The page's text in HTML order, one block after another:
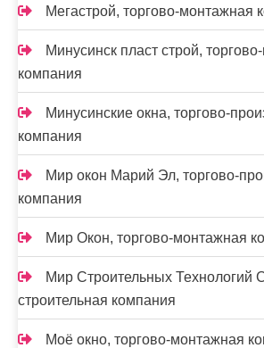
Мегастрой, торгово-монтажная
Минусинск пласт строй,
компания
Минусинские окна, торгово-
компания
Мир окон Марий Эл, торгово-
компания
Мир Окон, торгово-монтажная
Мир Строительных Технологий
строительная компания
Моё окно, торгово-монтажная